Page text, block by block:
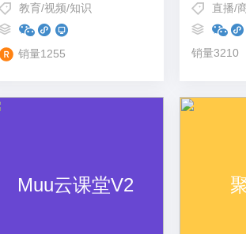
教育/视频/知识
销量1255
直播/
销量3210